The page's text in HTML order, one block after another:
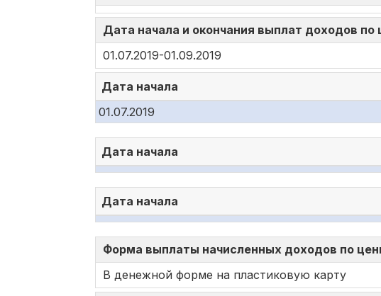
Дата начала и окончания выплат доходов
01.07.2019-01.09.2019
Дата начала
01.07.2019
Дата начала
Дата начала
Форма выплаты начисленных доходов по
В денежной форме на пластиковую карту